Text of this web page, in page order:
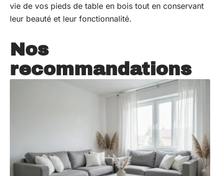
vie de vos pieds de table en bois tout en conservant
leur beauté et leur fonctionnalité.
Nos
recommandations